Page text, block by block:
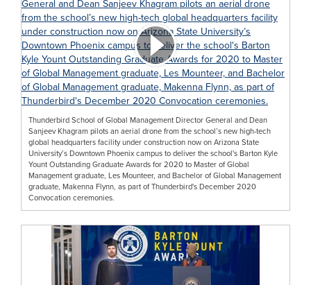
Thunderbird School of Global Management Director General and Dean
Sanjeev Khagram pilots an aerial drone from the school’s new high-tech
global headquarters facility under construction now on Arizona State
University’s Downtown Phoenix campus to deliver the school's Barton Kyle
Yount Outstanding Graduate Awards for 2020 to Master of Global
Management graduate, Les Mounteer, and Bachelor of Global Management
graduate, Makenna Flynn, as part of Thunderbird's December 2020
Convocation ceremonies.